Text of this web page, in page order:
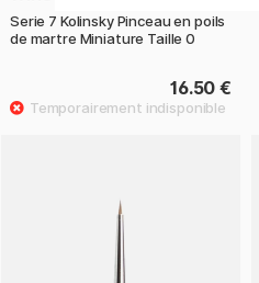
Serie 7 Kolinsky Pinceau en poils
de martre Miniature Taille 0
16.50 €